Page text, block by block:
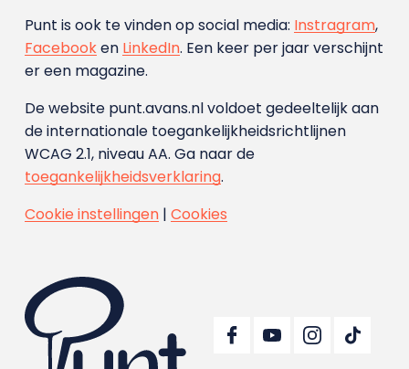
Punt is ook te vinden op social media: Instragram,
Facebooken LinkedIn. Een keer per jaar verschijnt
er een magazine.
De website punt.avans.nl voldoet gedeeltelijk aan
de internationale toegankelijkheidsrichtlijnen
WCAG 2.1, niveau AA. Ga naar de
toegankelijkheidsverklaring.
Cookie instellingen| Cookies